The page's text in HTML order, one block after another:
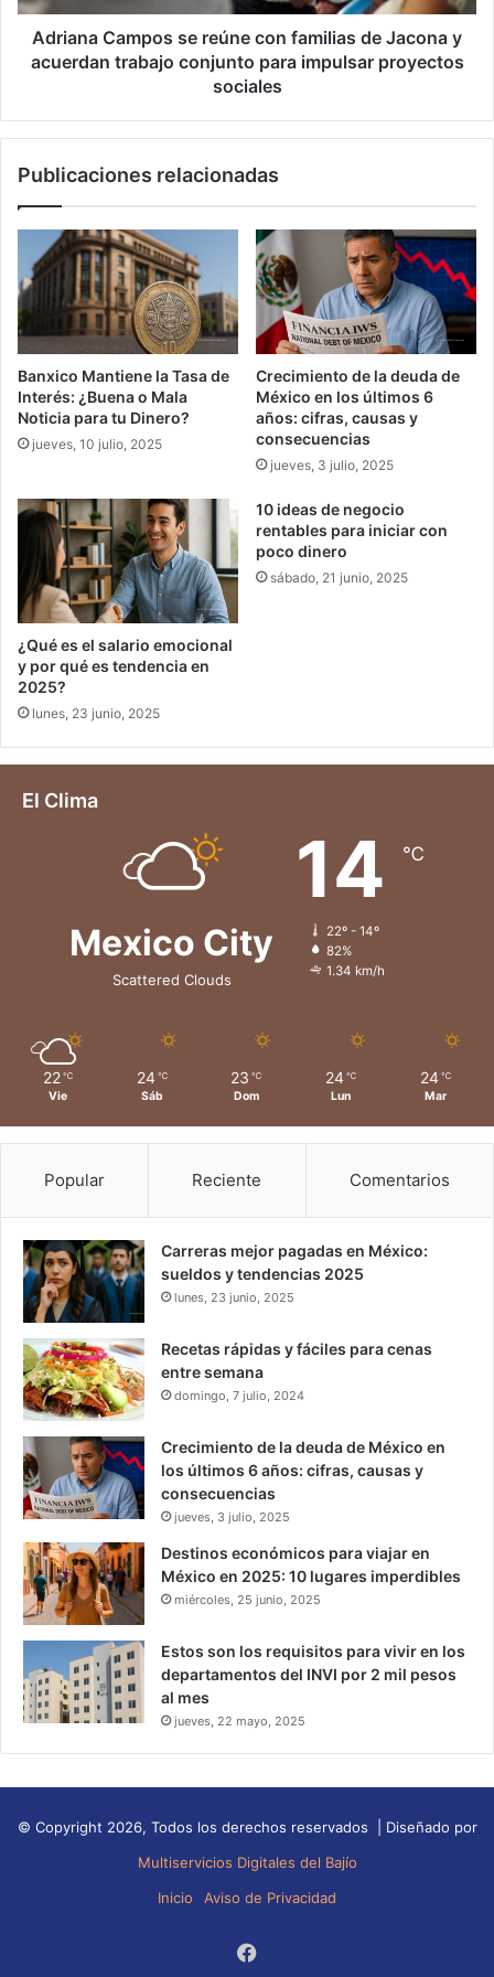
y
acuerdan
trabajo
impulsar
sociales
Adriana Campos se reúne con familias de Jacona y
acuerdan trabajo conjunto para impulsar proyectos
sociales
Publicaciones relacionadas
Banxico Mantiene la Tasa de
Interés: ¿Buena o Mala
Noticia para tu Dinero?
jueves, 10 julio, 2025
Crecimiento de la deuda de
México en los últimos 6
años: cifras, causas y
consecuencias
jueves, 3 julio, 2025
¿Qué es el salario emocional
y por qué es tendencia en
2025?
lunes, 23 junio, 2025
10 ideas de negocio
rentables para iniciar con
poco dinero
sábado, 21 junio, 2025
El Clima
Mexico City
Scattered Clouds
14 ℃
22º - 14º
82%
1.34 km/h
22 ℃
Vie
24 ℃
Sáb
23 ℃
Dom
24 ℃
Lun
24 ℃
Mar
Popular Reciente Comentarios
Carreras mejor pagadas en México:
sueldos y tendencias 2025
lunes, 23 junio, 2025
Recetas rápidas y fáciles para cenas
entre semana
domingo, 7 julio, 2024
Crecimiento de la deuda de México en
los últimos 6 años: cifras, causas y
consecuencias
jueves, 3 julio, 2025
Destinos económicos para viajar en
México en 2025: 10 lugares imperdibles
miércoles, 25 junio, 2025
Estos son los requisitos para vivir en los
departamentos del INVI por 2 mil pesos
al mes
jueves, 22 mayo, 2025
© Copyright 2026, Todos los derechos reservados | Diseñado por
Multiservicios Digitales del Bajío
Inicio
Aviso de Privacidad
Facebook